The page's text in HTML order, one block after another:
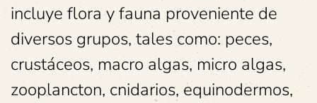
incluye flora y fauna proveniente de
diversos grupos, tales como: peces,
crustáceos, macro algas, micro algas,
zooplancton, cnidarios, equinodermos,